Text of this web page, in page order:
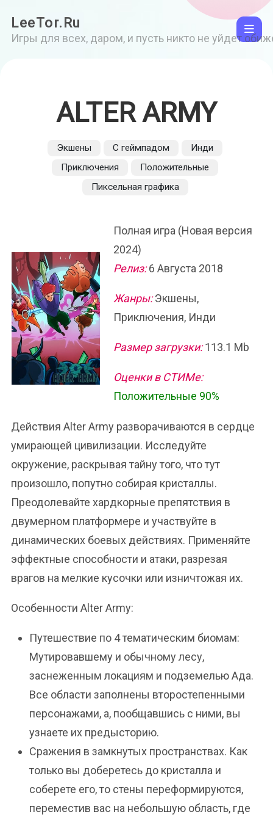
LeeTor.Ru
Игры для всех, даром, и пусть никто не уйдет
ALTER ARMY
Экшены С геймпадом
Инди
Приключения
Положительные
Пиксельная графика
Полная игра (Новая версия
2024)
Релиз:6 Августа 2018
Жанры:Экшены,
Приключения, Инди
Размер загрузки:113.1 Mb
Оценки в СТИМе:
Положительные 90%
Действия Alter Army разворачиваются в сердце
умирающей цивилизации. Исследуйте
окружение, раскрывая тайну того, что тут
произошло, попутно собирая кристаллы.
Преодолевайте хардкорные препятствия в
двумерном платформере и участвуйте в
динамических боевых действиях. Применяйте
эффектные способности и атаки, разрезая
врагов на мелкие кусочки или изничтожая их.
Особенности Alter Army:
Путешествие по 4 тематическим биомам:
Мутировавшему и обычному лесу,
заснеженным локациям и подземелью Ада.
Все области заполнены второстепенными
персонажами, а, пообщавшись с ними, вы
узнаете их предысторию.
Сражения в замкнутых пространствах. Как
только вы доберетесь до кристалла и
соберете его, то стены переформируются,
переместив вас на небольшую область, где